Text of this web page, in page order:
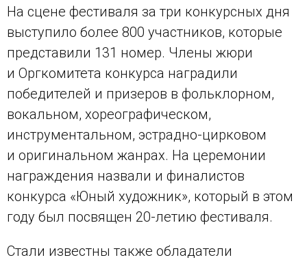
На сцене фестиваля за три конкурсных дня
выступило более 800 участников, которые
представили 131 номер. Члены жюри
и Оргкомитета конкурса наградили
победителей и призеров в фольклорном,
вокальном, хореографическом,
инструментальном, эстрадно-цирковом
и оригинальном жанрах. На церемонии
награждения назвали и финалистов
конкурса «Юный художник», который в этом
году был посвящен 20-летию фестиваля.
Стали известны также обладатели